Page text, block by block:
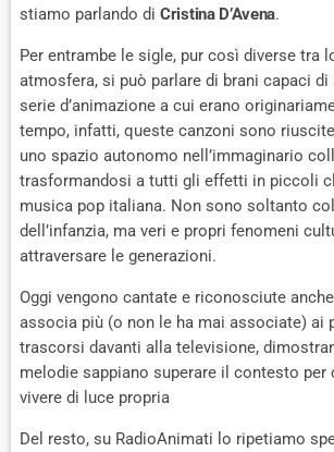
stiamo parlando di Cristina D’Avena.
Per entrambe le sigle, pur così diverse tra
atmosfera, si può parlare di brani capaci di
serie d’animazione a cui erano
tempo, infatti, queste canzoni sono
uno spazio autonomo nell’immaginario
trasformandosi a tutti gli effetti in piccoli
musica pop italiana. Non sono soltanto
dell’infanzia, ma veri e propri fenomeni
attraversare le generazioni.
Oggi vengono cantate e riconosciute
associa più (o non le ha mai associate) ai
trascorsi davanti alla televisione,
melodie sappiano superare il contesto per
vivere di luce propria
Del resto, su RadioAnimati lo ripetiamo